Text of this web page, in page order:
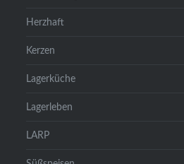
Herzhaft
Kerzen
Lagerküche
Lagerleben
LARP